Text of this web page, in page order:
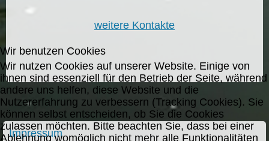
weitere Kontakte
Impressum
Wir benutzen Cookies
Wir nutzen Cookies auf unserer Website. Einige von
ihnen sind essenziell für den Betrieb der Seite, während
andere uns helfen, diese Website und die
Nutzererfahrung zu verbessern (Tracking Cookies). Sie
können selbst entscheiden, ob Sie die Cookies
zulassen möchten. Bitte beachten Sie, dass bei einer
Ablehnung womöglich nicht mehr alle Funktionalitäten